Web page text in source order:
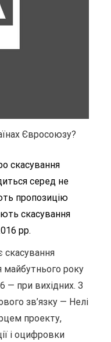
Євросоюзу?
скасування
серед не
пропозицію
скасування
рр.
року
— при вихідних. З
зв’язку — Нелі
проекту,
і оцифровки